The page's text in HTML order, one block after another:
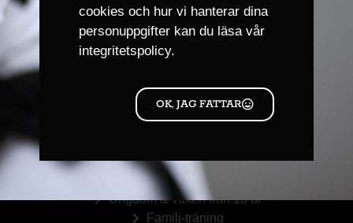
Plats: Göteborg Karate Akademi
Träningsläger VT-2024 för vitt, gult,
Barngrupp 4 år, 5-6 år
Barngrupp 7-12 år
Ungdom & vuxen från 13 år
Familj-träning
cookies och hur vi hanterar dina
personuppgifter kan du läsa vår
integritetspolicy.
OK, JAG FATTAR